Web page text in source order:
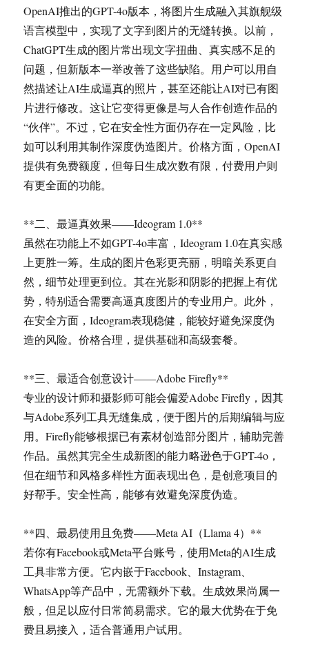
OpenAI推出的GPT-4o版本，将图片生成融入其旗舰级
语言模型中，实现了文字到图片的无缝转换。以前，
ChatGPT生成的图片常出现文字扭曲、真实感不足的
问题，但新版本一举改善了这些缺陷。用户可以用自
然描述让AI生成逼真的照片，甚至还能让AI对已有图
片进行修改。这让它变得更像是与人合作创造作品的
“伙伴”。不过，它在安全性方面仍存在一定风险，比
如可以利用其制作深度伪造图片。价格方面，OpenAI
提供有免费额度，但每日生成次数有限，付费用户则
有更全面的功能。
**二、最逼真效果——Ideogram 1.0**
虽然在功能上不如GPT-4o丰富，Ideogram 1.0在真实感
上更胜一筹。生成的图片色彩更亮丽，明暗关系更自
然，细节处理更到位。其在光影和阴影的把握上有优
势，特别适合需要高逼真度图片的专业用户。此外，
在安全方面，Ideogram表现稳健，能较好避免深度伪
造的风险。价格合理，提供基础和高级套餐。
**三、最适合创意设计——Adobe Firefly**
专业的设计师和摄影师可能会偏爱Adobe Firefly，因其
与Adobe系列工具无缝集成，便于图片的后期编辑与应
用。Firefly能够根据已有素材创造部分图片，辅助完善
作品。虽然其完全生成新图的能力略逊色于GPT-4o，
但在细节和风格多样性方面表现出色，是创意项目的
好帮手。安全性高，能够有效避免深度伪造。
**四、最易使用且免费——Meta AI（Llama 4）**
若你有Facebook或Meta平台账号，使用Meta的AI生成
工具非常方便。它内嵌于Facebook、Instagram、
WhatsApp等产品中，无需额外下载。生成效果尚属一
般，但足以应付日常简易需求。它的最大优势在于免
费且易接入，适合普通用户试用。